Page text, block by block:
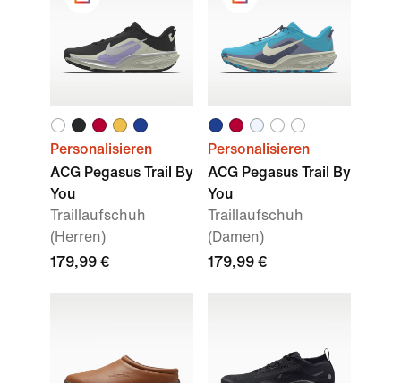
Personalisieren
ACG Pegasus Trail By
You
Traillaufschuh
(Herren)
179,99 €
Personalisieren
ACG Pegasus Trail By
You
Traillaufschuh
(Damen)
179,99 €